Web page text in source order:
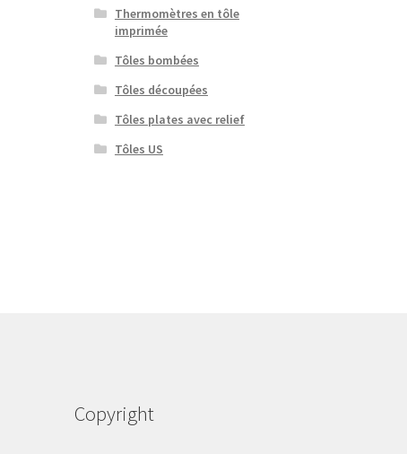
Thermomètres en tôle
imprimée
Tôles bombées
Tôles découpées
Tôles plates avec relief
Tôles US
Copyright